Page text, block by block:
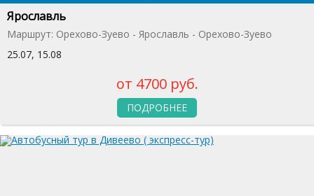
Ярославль
Маршрут: Орехово-Зуево - Ярославль - Орехово-Зуево
25.07, 15.08
от 4700 руб.
ПОДРОБНЕЕ